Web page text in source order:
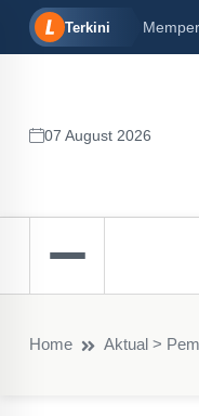
Terkini
07 August 2026
Home Aktual >